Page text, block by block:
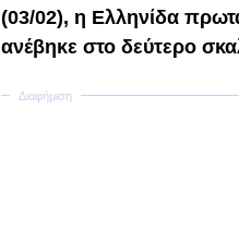
(03/02), η Ελληνίδα
ανέβηκε στο δεύτερο